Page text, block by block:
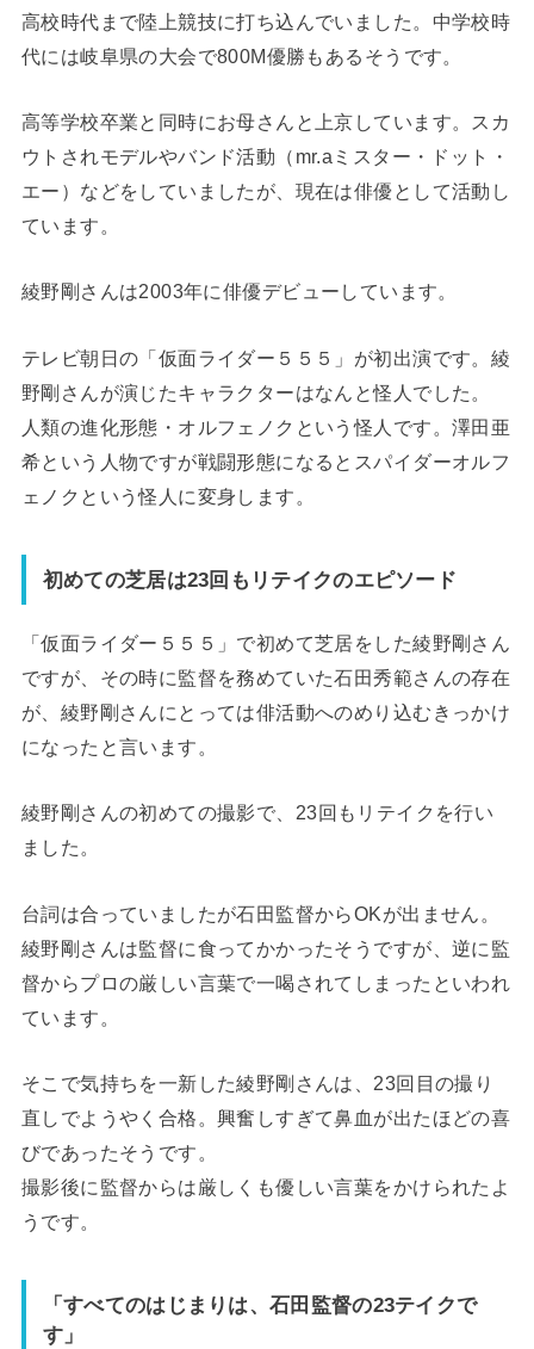
高校時代まで陸上競技に打ち込んでいました。中学校時
代には岐阜県の大会で800M優勝もあるそうです。
高等学校卒業と同時にお母さんと上京しています。スカ
ウトされモデルやバンド活動（mr.aミスター・ドット・
エー）などをしていましたが、現在は俳優として活動し
ています。
綾野剛さんは2003年に俳優デビューしています。
テレビ朝日の「仮面ライダー５５５」が初出演です。綾
野剛さんが演じたキャラクターはなんと怪人でした。
人類の進化形態・オルフェノクという怪人です。澤田亜
希という人物ですが戦闘形態になるとスパイダーオルフ
ェノクという怪人に変身します。
初めての芝居は23回もリテイクのエピソード
「仮面ライダー５５５」で初めて芝居をした綾野剛さん
ですが、その時に監督を務めていた石田秀範さんの存在
が、綾野剛さんにとっては俳活動へのめり込むきっかけ
になったと言います。
綾野剛さんの初めての撮影で、 23回もリテイクを行い
ました。
台詞は合っていましたが石田監督からOKが出ません。
綾野剛さんは監督に食ってかかったそうですが、逆に監
督からプロの厳しい言葉で一喝されてしまったといわれ
ています。
そこで気持ちを一新した綾野剛さんは、 23回目の撮り
直しでようやく合格。興奮しすぎて鼻血が出たほどの喜
びであったそうです。
撮影後に監督からは厳しくも優しい言葉をかけられたよ
うです。
「すべてのはじまりは、石田監督の23テイクで
す」